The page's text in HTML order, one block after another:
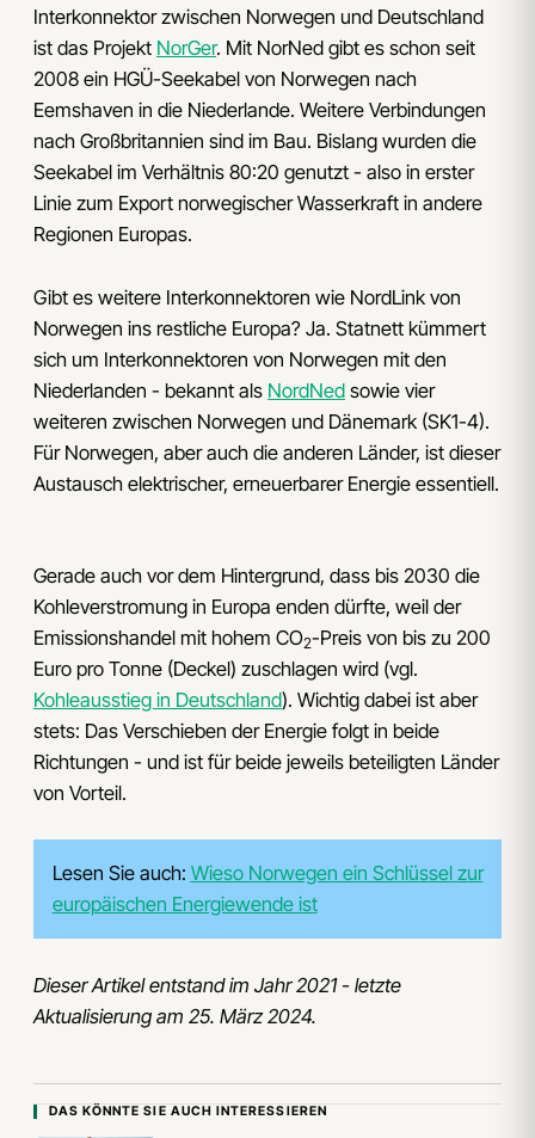
Interkonnektor zwischen Norwegen und Deutschland
ist das Projekt NorGer. Mit NorNed gibt es schon seit
2008 ein HGÜ-Seekabel von Norwegen nach
Eemshaven in die Niederlande. Weitere Verbindungen
nach Großbritannien sind im Bau. Bislang wurden die
Seekabel im Verhältnis 80:20 genutzt - also in erster
Linie zum Export norwegischer Wasserkraft in andere
Regionen Europas.
Gibt es weitere Interkonnektoren wie NordLink von
Norwegen ins restliche Europa? Ja. Statnett kümmert
sich um Interkonnektoren von Norwegen mit den
Niederlanden - bekannt als NordNed sowie vier
weiteren zwischen Norwegen und Dänemark (SK1-4).
Für Norwegen, aber auch die anderen Länder, ist dieser
Austausch elektrischer, erneuerbarer Energie essentiell.
Gerade auch vor dem Hintergrund, dass bis 2030 die
Kohleverstromung in Europa enden dürfte, weil der
Emissionshandel mit hohem CO2-Preis von bis zu 200
Euro pro Tonne (Deckel) zuschlagen wird (vgl.
Kohleausstieg in Deutschland). Wichtig dabei ist aber
stets: Das Verschieben der Energie folgt in beide
Richtungen - und ist für beide jeweils beteiligten Länder
von Vorteil.
Lesen Sie auch: Wieso Norwegen ein Schlüssel zur
europäischen Energiewende ist
Dieser Artikel entstand im Jahr 2021 - letzte
Aktualisierung am 25. März 2024.
DAS KÖNNTE SIE AUCH INTERESSIEREN